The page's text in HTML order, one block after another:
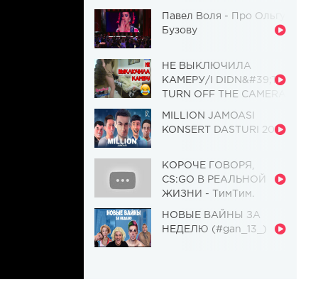
Павел Воля - Про Ольгу
Бузову
НЕ ВЫКЛЮЧИЛА
КАМЕРУ/I DIDN&#39;T
TURN OFF THE CAMERA
Чудовище] (Выпуск 110)
MILLION JAMOASI
KONSERT DASTURI 2019
КОРОЧЕ ГОВОРЯ,
CS:GO В РЕАЛЬНОЙ
ЖИЗНИ - ТимТим.
НОВЫЕ ВАЙНЫ ЗА
НЕДЕЛЮ (#gan_13_)